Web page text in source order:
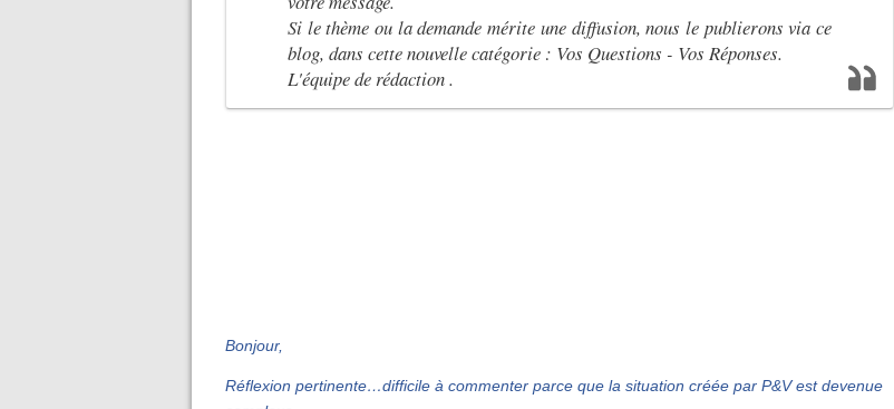
Si le thème ou la demande mérite une diffusion, nous le publierons via ce
blog, dans cette nouvelle catégorie : Vos Questions - Vos Réponses.
L'équipe de rédaction .
Bonjour,
Réflexion pertinente…difficile à commenter parce que la situation créée par P&V est devenue